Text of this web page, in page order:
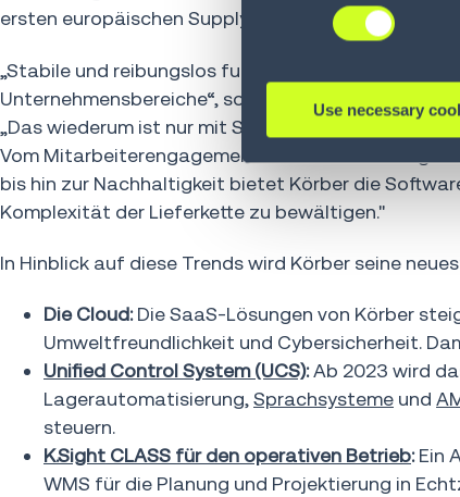
Use necessary
ersten europäischen Supply Chain Networking-
„Stabile und reibungslos funktionierende Supply
Unternehmensbereiche“, so Michael Brandl,
„Das wiederum ist nur mit Softwarelösungen und
Vom Mitarbeiterengagement über die Erfahrung
bis hin zur Nachhaltigkeit bietet Körber die
Komplexität der Lieferkette zu bewältigen."
In Hinblick auf diese Trends wird Körber seine
Die Cloud:Die SaaS-Lösungen von Körber
Umweltfreundlichkeit und Cybersicherheit.
Unified Control System (UCS):Ab 2023 wird
Lagerautomatisierung,Sprachsysteme und
steuern.
K.Sight CLASS für den operativen Betrieb:Ein
WMS für die Planung und Projektierung in